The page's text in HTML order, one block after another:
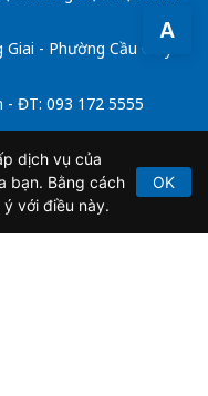
A
- Phường Cầu Giấy -
- ĐT: 093 172 5555
64/GP-BTTTT do Bộ
2/2020.
dịch vụ của
bạn. Bằng cách
với điều này.
OK